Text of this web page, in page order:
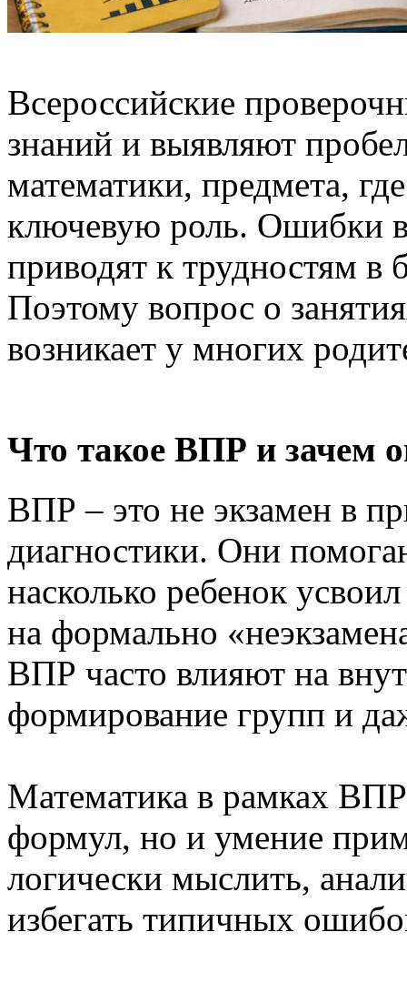
Всероссийские
знаний и выявляют
математики, предмета,
ключевую роль. Ошибки
приводят к трудностям в
Поэтому вопрос о
возникает у многих
Что такое ВПР и зачем
ВПР – это не экзамен в
диагностики. Они
насколько ребенок
на формально
ВПР часто влияют на
формирование групп и
Математика в рамках ВПР
формул, но и умение
логически мыслить,
избегать типичных